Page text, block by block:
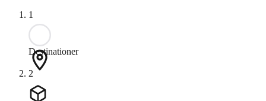
1
Destinationer
2